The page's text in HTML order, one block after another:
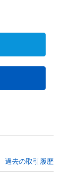
過去の取引履歴